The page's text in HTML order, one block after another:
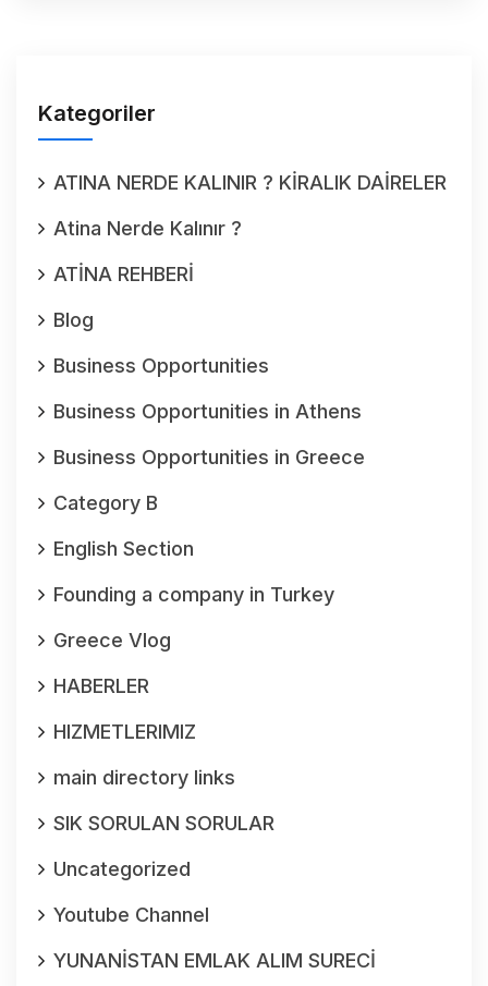
Kategoriler
ATINA NERDE KALINIR ? KİRALIK DAİRELER
Atina Nerde Kalınır ?
ATİNA REHBERİ
Blog
Business Opportunities
Business Opportunities in Athens
Business Opportunities in Greece
Category B
English Section
Founding a company in Turkey
Greece Vlog
HABERLER
HIZMETLERIMIZ
main directory links
SIK SORULAN SORULAR
Uncategorized
Youtube Channel
YUNANİSTAN EMLAK ALIM SURECİ